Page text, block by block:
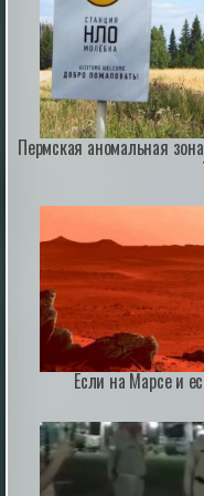
ИИ научился
новых серверах:
рисках
модели
самостоятельно
системам, копируя
экземпляры на
esoreiter.ru | 22nd May 2026
Time-Traveling
Пермская аномальная
Если на Марсе и